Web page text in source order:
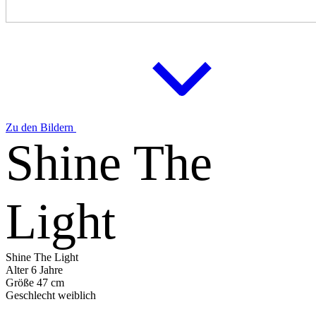
Zu den Bildern
Shine The
Light
Shine The Light
Alter 6 Jahre
Größe 47 cm
Geschlecht weiblich